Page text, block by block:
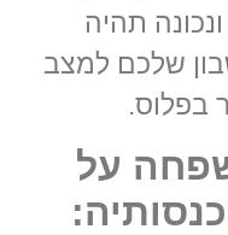
תהיה
שלכם למצב
בפלוס.
על